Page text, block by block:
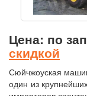
Цена: по
скидкой
Сюйчжоуская
один из